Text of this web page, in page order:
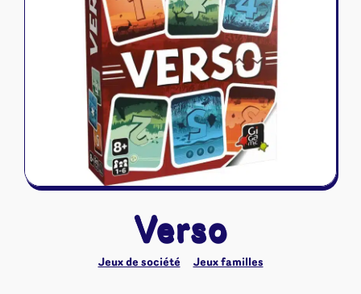
Naruto Mythos
Autres
Tapis de jeu
Verso
Jeux de société Jeux familles